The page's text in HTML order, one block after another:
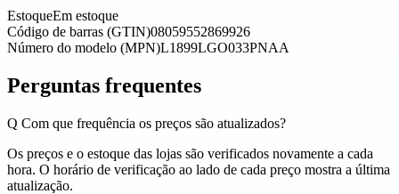
EstoqueEm estoque
Código de barras (GTIN)08059552869926
Número do modelo (MPN)L1899LGO033PNAA
Perguntas frequentes
Q Com que frequência os preços são atualizados?
Os preços e o estoque das lojas são verificados novamente a cada
hora. O horário de verificação ao lado de cada preço mostra a última
atualização.